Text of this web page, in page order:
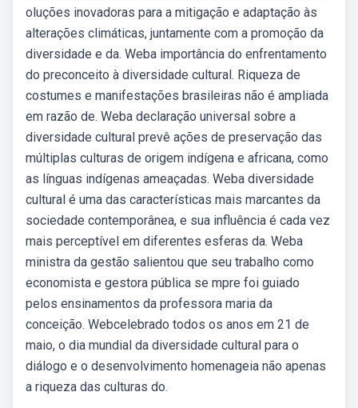
oluções inovadoras para a mitigação e adaptação às
alterações climáticas, juntamente com a promoção da
diversidade e da. Weba importância do enfrentamento
do preconceito à diversidade cultural. Riqueza de
costumes e manifestações brasileiras não é ampliada
em razão de. Weba declaração universal sobre a
diversidade cultural prevê ações de preservação das
múltiplas culturas de origem indígena e africana, como
as línguas indígenas ameaçadas. Weba diversidade
cultural é uma das características mais marcantes da
sociedade contemporânea, e sua influência é cada vez
mais perceptível em diferentes esferas da. Weba
ministra da gestão salientou que seu trabalho como
economista e gestora pública se mpre foi guiado
pelos ensinamentos da professora maria da
conceição. Webcelebrado todos os anos em 21 de
maio, o dia mundial da diversidade cultural para o
diálogo e o desenvolvimento homenageia não apenas
a riqueza das culturas do.